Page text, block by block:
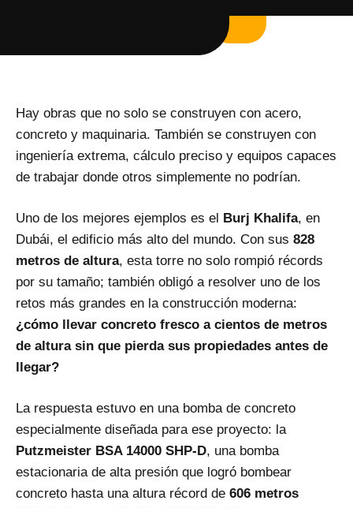
Hay obras que no solo se construyen con acero,
concreto y maquinaria. También se construyen con
ingeniería extrema, cálculo preciso y equipos capaces
de trabajar donde otros simplemente no podrían.
Uno de los mejores ejemplos es el Burj Khalifa, en
Dubái, el edificio más alto del mundo. Con sus 828
metros de altura, esta torre no solo rompió récords
por su tamaño; también obligó a resolver uno de los
retos más grandes en la construcción moderna:
¿cómo llevar concreto fresco a cientos de metros
de altura sin que pierda sus propiedades antes de
llegar?
La respuesta estuvo en una bomba de concreto
especialmente diseñada para ese proyecto: la
Putzmeister BSA 14000 SHP-D, una bomba
estacionaria de alta presión que logró bombear
concreto hasta una altura récord de 606 metros